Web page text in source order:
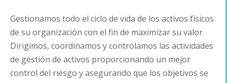
Gestionamos todo el ciclo de vida de los activos físicos
de su organización con el fin de maximizar su valor.
Dirigimos, coordinamos y controlamos las actividades
de gestión de activos proporcionando un mejor
control del riesgo y asegurando que los objetivos se